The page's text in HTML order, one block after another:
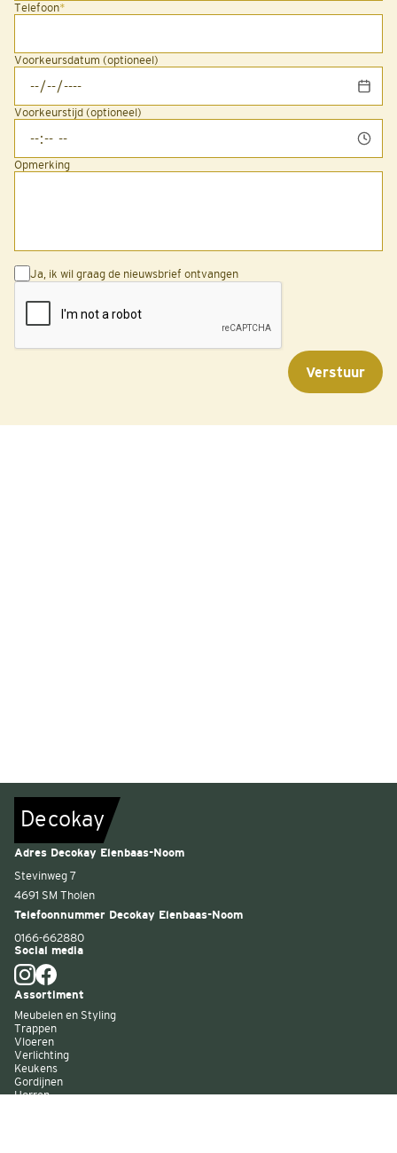
Telefoon*
Voorkeursdatum (optioneel)
Voorkeurstijd (optioneel)
Opmerking
Ja, ik wil graag de nieuwsbrief ontvangen
Decokay
Adres Decokay Elenbaas-Noom
Stevinweg 7
4691 SM Tholen
Telefoonnummer Decokay Elenbaas-Noom
0166-662880
Social media
Assortiment
Meubelen en Styling
Trappen
Vloeren
Verlichting
Keukens
Gordijnen
Horren